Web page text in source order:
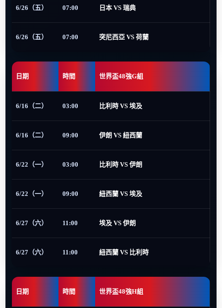
6/26（五） 07:00 日本 VS 瑞典
6/26（五） 07:00 突尼西亞 VS 荷蘭
日期 時間 世界盃48強G組
6/16（二） 03:00 比利時 VS 埃及
6/16（二） 09:00 伊朗 VS 紐西蘭
6/22（一） 03:00 比利時 VS 伊朗
6/22（一） 09:00 紐西蘭 VS 埃及
6/27（六） 11:00 埃及 VS 伊朗
6/27（六） 11:00 紐西蘭 VS 比利時
日期 時間 世界盃48強H組